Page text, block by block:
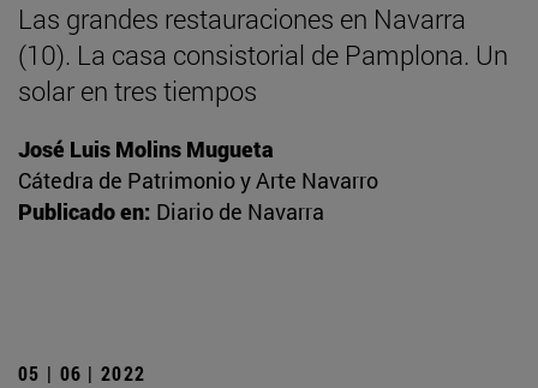
Las grandes restauraciones en Navarra
(10). La casa consistorial de Pamplona. Un
solar en tres tiempos
José Luis Molins Mugueta
Cátedra de Patrimonio y Arte Navarro
Publicado en: Diario de Navarra
05 | 06 | 2022